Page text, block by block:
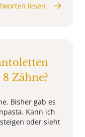
lesen
Zähne?
Bisher gab es
Kann ich
oder sieht